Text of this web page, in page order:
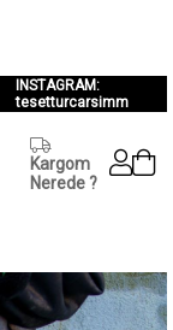
INSTAGRAM:
tesetturcarsimm
Kargom
Nerede ?